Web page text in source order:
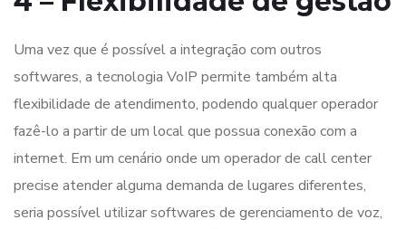
Uma vez que é possível a integração com outros
softwares, a tecnologia VoIP permite também alta
flexibilidade de atendimento, podendo qualquer operador
fazê-lo a partir de um local que possua conexão com a
internet. Em um cenário onde um operador de call center
precise atender alguma demanda de lugares diferentes,
seria possível utilizar softwares de gerenciamento de voz,